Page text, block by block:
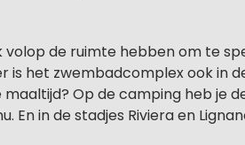
de ruimte hebben om te
het zwembadcomplex ook in
Op de camping heb je
in de stadjes Riviera en